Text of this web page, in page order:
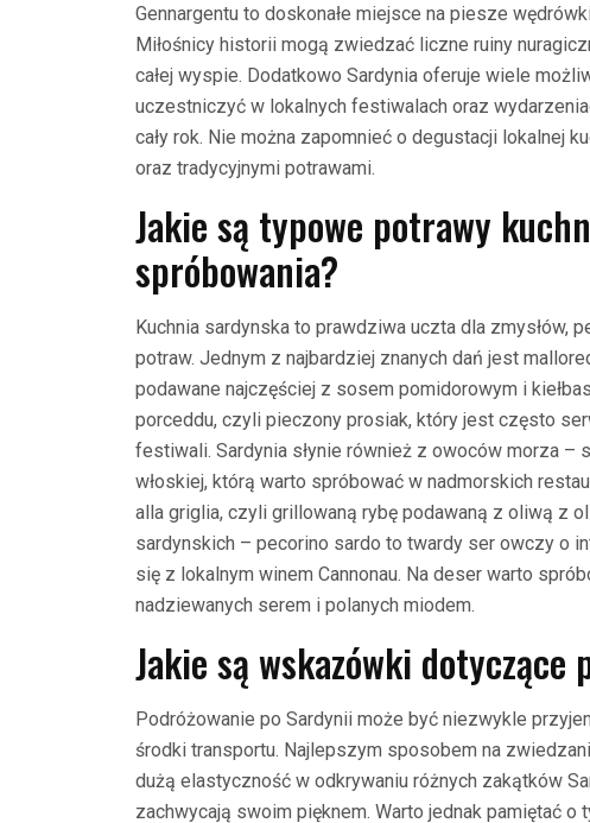
Gennargentu to doskonałe miejsce na piesze
Miłośnicy historii mogą zwiedzać liczne ruiny
całej wyspie. Dodatkowo Sardynia oferuje wiele
uczestniczyć w lokalnych festiwalach oraz
cały rok. Nie można zapomnieć o degustacji lokalnej
oraz tradycyjnymi potrawami.
Jakie są typowe potrawy
spróbowania?
Kuchnia sardynska to prawdziwa uczta dla zmysłów,
potraw. Jednym z najbardziej znanych dań jest
podawane najczęściej z sosem pomidorowym i
porceddu, czyli pieczony prosiak, który jest często
festiwali. Sardynia słynie również z owoców morza –
włoskiej, którą warto spróbować w nadmorskich
alla griglia, czyli grillowaną rybę podawaną z oliwą z
sardynskich – pecorino sardo to twardy ser owczy o
się z lokalnym winem Cannonau. Na deser warto
nadziewanych serem i polanych miodem.
Jakie są wskazówki
Podróżowanie po Sardynii może być niezwykle
środki transportu. Najlepszym sposobem na
dużą elastyczność w odkrywaniu różnych zakątków
zachwycają swoim pięknem. Warto jednak pamiętać